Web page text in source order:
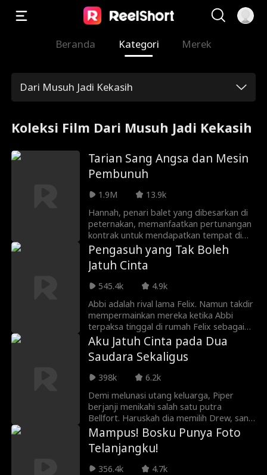
Beranda Kategori Merek
Dari Musuh Jadi Kekasih
Koleksi Film Dari Musuh Jadi Kekasih
Tarian Sang Angsa dan Mesin
Pembunuh
1.9M
13.9k
Hannah, penari balet yang dibesarkan di
peternakan, memanfaatkan pertunangan
kontrak untuk mendapatkan tempat di
Perusahaan Balet Hargrove, tapi dia
diganggu oleh Jack, pembunuh bayaran
tampan, yang memaksa Hannah untuk
membantunya. Namun, setelah melalui
berbagai rintangan dan menghadapi
kematian bersama, mereka menyadari
bahwa hidup itu terlalu singkat untuk
menyia-nyiakan cinta sejati.
Pengasuh yang Tak Boleh
Jatuh Cinta
545.4k
4.9k
Abbi adalah rival lama Felix. Namun takdir
mempermainkan mereka ketika Abbi
terpaksa tinggal di rumah Felix sebagai
pengasuh adik perempuannya. Hubungan
penuh konflik perlahan berubah menjadi
sesuatu yang berbahaya. Perasaan yang
seharusnya tidak pernah ada. Bisakah
Abbi menahan hatinya demi
mempertahankan pekerjaannya?
Aku Jatuh Cinta pada Dua
Saudara Sekaligus
398k
6.2k
Demi melunasi utang keluarga, Piper
berjanji menikahi salah satu putra
Bellfort. Haruskah dia memilih Drew, sang
bintang laccrose? Atau Noah, si
penyendiri yang tampan? Bagaimana dia
bisa memutuskan saat memiliki ikatan
batin dengan keduanya?
Mampus! Bosku Punya Foto
Telanjangku!
356.4k
4.7k